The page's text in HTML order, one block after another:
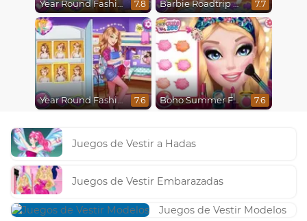
Year Round Fashionista Rapunzel 7.8 Barbie Roadtrip Adventure 7.7
Year Round Fashionista Belle 7.6 Boho Summer Festival Besties 7.6
Juegos de Vestir a Hadas
Juegos de Vestir Embarazadas
Juegos de Vestir Modelos